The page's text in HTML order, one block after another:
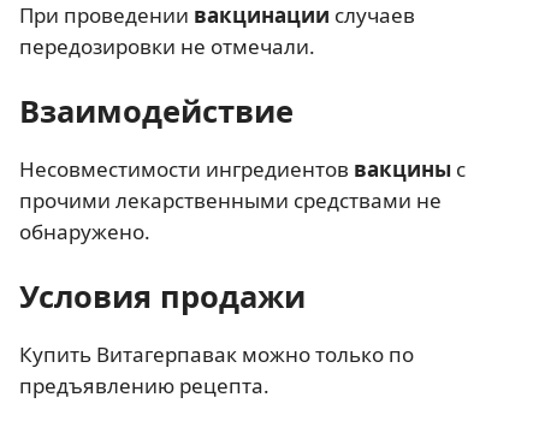
При проведении вакцинации случаев
передозировки не отмечали.
Взаимодействие
Несовместимости ингредиентов вакцины с
прочими лекарственными средствами не
обнаружено.
Условия продажи
Купить Витагерпавак можно только по
предъявлению рецепта.